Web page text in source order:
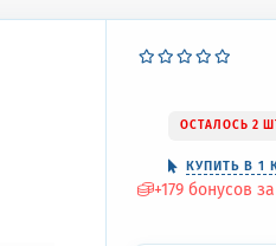
ОСТАЛОСЬ 2
КУПИТЬ В 1
+179 бонусов